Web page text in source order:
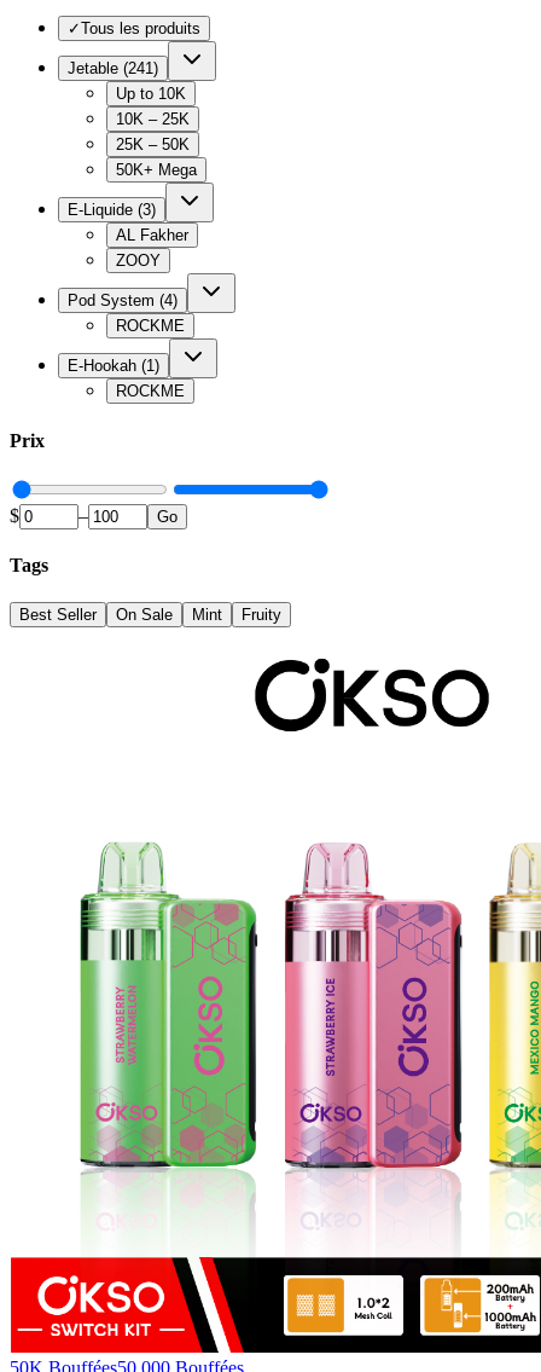
✓Tous les produits
Jetable (241)
Up to 10K
10K – 25K
25K – 50K
50K+ Mega
E-Liquide (3)
AL Fakher
ZOOY
Pod System (4)
ROCKME
E-Hookah (1)
ROCKME
Prix
$ – Go
Tags
Best Seller On Sale Mint Fruity